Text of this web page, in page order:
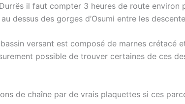
il faut compter 3 heures de route environ
des gorges d’Osumi entre les
versant est composé de marnes crétacé
possible de trouver certaines de ces
de chaîne par de vrais plaquettes si ces